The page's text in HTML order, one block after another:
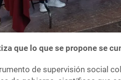
que lo que se propone se
de supervisión social